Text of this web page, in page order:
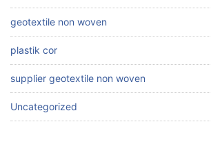
geotextile non woven
plastik cor
supplier geotextile non woven
Uncategorized